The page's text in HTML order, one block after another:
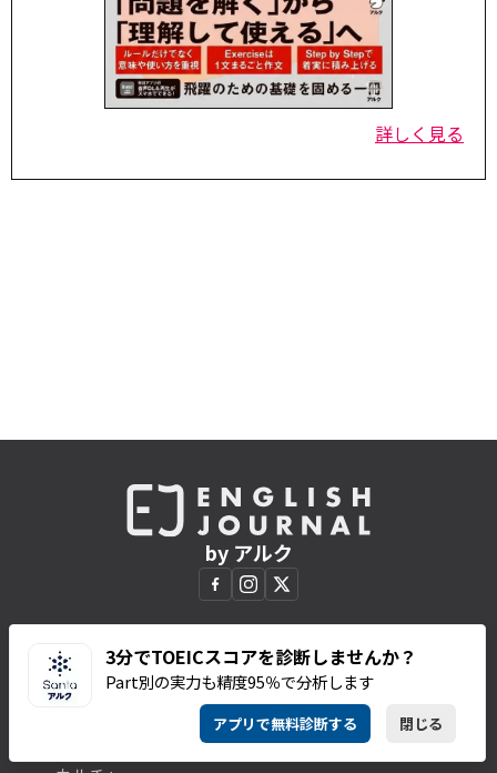
詳しく見る
3分でTOEICスコアを診断しませんか？
Part別の実力も精度95％で分析します
アプリで無料診断する 閉じる
by アルク
CATEGORIES
英語学習
SERIES & BOOKS
連載一覧
EJ新書
アルクの本